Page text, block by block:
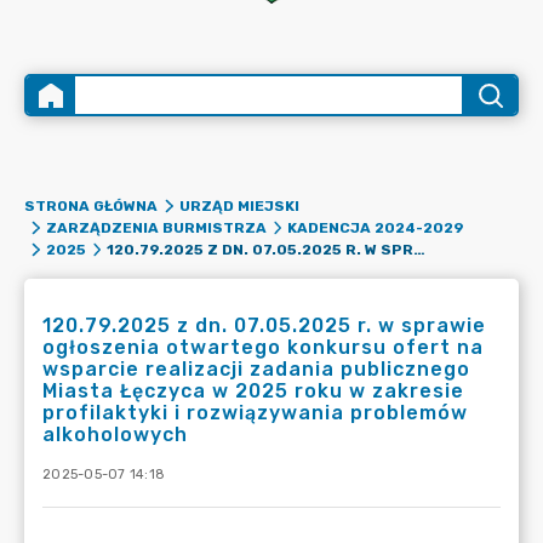
STRONA GŁÓWNA
URZĄD MIEJSKI
ZARZĄDZENIA BURMISTRZA
KADENCJA 2024-2029
2025
120.79.2025 Z DN. 07.05.2025 R. W SPRAWIE OGŁOSZENIA OTWARTEGO KONKURSU OFERT NA WSPARCIE REALIZACJI ZADANIA PUBLICZNEGO MIASTA ŁĘCZYCA W 2025 ROKU W ZAKRESIE PROFILAKTYKI I ROZWIĄZYWANIA PROBLEMÓW ALKOHOLOWYCH
120.79.2025 z dn. 07.05.2025 r. w sprawie
ogłoszenia otwartego konkursu ofert na
wsparcie realizacji zadania publicznego
Miasta Łęczyca w 2025 roku w zakresie
profilaktyki i rozwiązywania problemów
alkoholowych
2025-05-07 14:18